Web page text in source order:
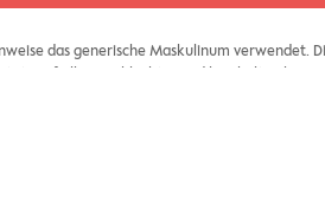
das generische Maskulinum verwendet.